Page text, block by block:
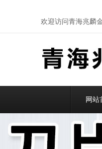
欢迎访问青海兆麟
网站